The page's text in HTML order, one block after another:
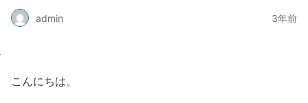
admin 3年前
こんにちは。